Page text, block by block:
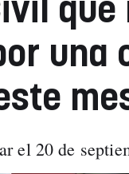
una
el 20 de